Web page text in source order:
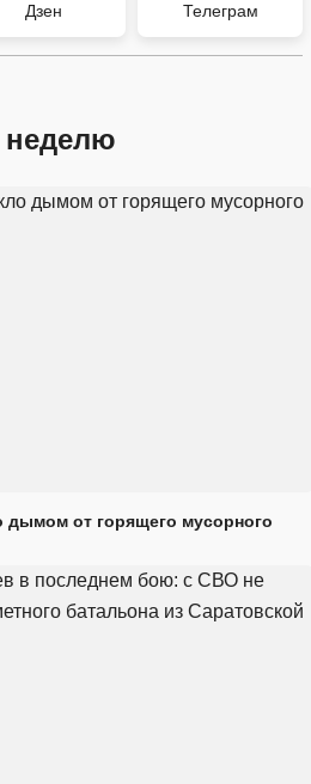
Дзен Телеграм
неделю
дымом от горящего мусорного